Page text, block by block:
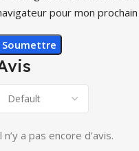
n’y a pas encore d’avis.
pour mon